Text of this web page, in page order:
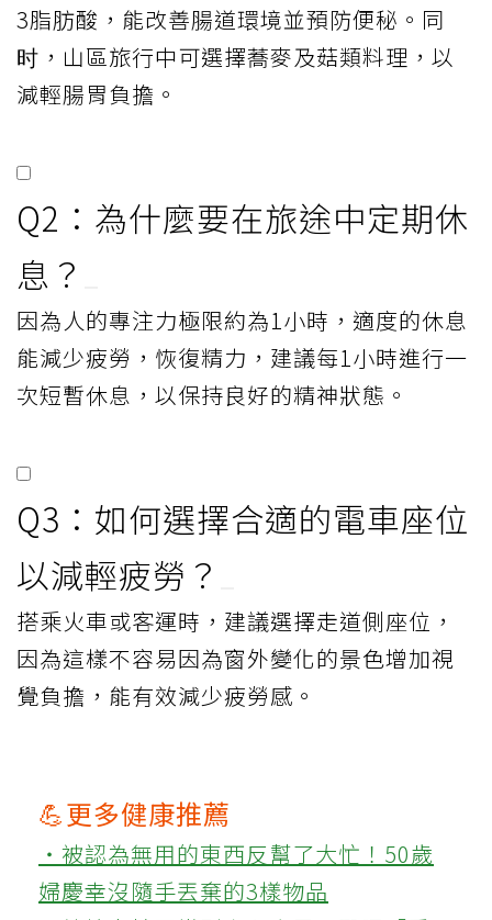
3脂肪酸，能改善腸道環境並預防便秘。同
时，山區旅行中可選擇蕎麥及菇類料理，以
減輕腸胃負擔。
Q2：為什麼要在旅途中定期休
息？
因為人的專注力極限約為1小時，適度的休息
能減少疲勞，恢復精力，建議每1小時進行一
次短暫休息，以保持良好的精神狀態。
Q3：如何選擇合適的電車座位
以減輕疲勞？
搭乘火車或客運時，建議選擇走道側座位，
因為這樣不容易因為窗外變化的景色增加視
覺負擔，能有效減少疲勞感。
💪更多健康推薦
‧被認為無用的東西反幫了大忙！50歲
婦慶幸沒隨手丟棄的3樣物品